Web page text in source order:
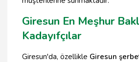
Giresun En Meşhur
Kadayıfçılar
Giresun'da, özellikle Giresun